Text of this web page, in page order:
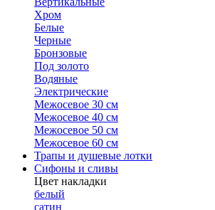
Хром
Белые
Черные
Бронзовые
Под золото
Водяные
Электрические
Межосевое 30 см
Межосевое 40 см
Межосевое 50 см
Межосевое 60 см
Трапы и душевые лотки
Сифоны и сливы
Цвет накладки
белый
сатин